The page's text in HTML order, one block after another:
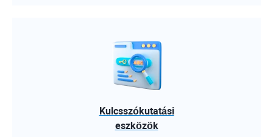
Kulcsszókutatási
eszközök